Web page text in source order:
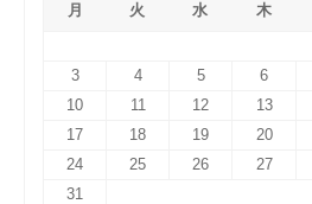
月
火 水 木
3
4 5 6
10
11 12 13
17
18 19 20
24
25 26 27
31